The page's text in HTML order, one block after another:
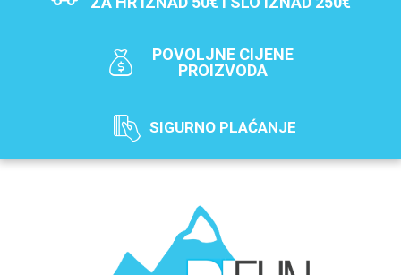
POVOLJNE CIJENE
PROIZVODA
SIGURNO PLAĆANJE